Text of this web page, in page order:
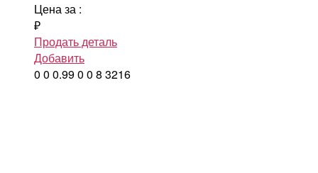
Цена за :
₽
Продать деталь
Добавить
0 0 0.990 0 8 3216